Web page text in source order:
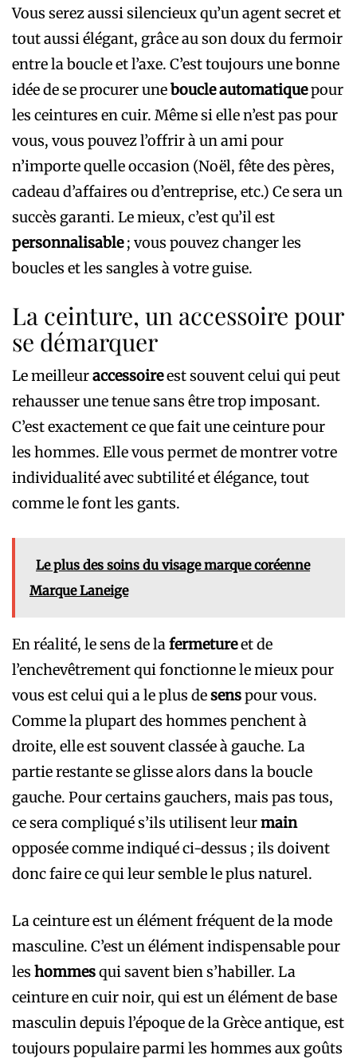
Vous serez aussi silencieux qu’un agent secret et
tout aussi élégant, grâce au son doux du fermoir
entre la boucle et l’axe. C’est toujours une bonne
idée de se procurer uneboucle automatiquepour
les ceintures en cuir. Même si elle n’est pas pour
vous, vous pouvez l’offrir à un ami pour
n’importe quelle occasion (Noël, fête des pères,
cadeau d’affaires ou d’entreprise, etc.) Ce sera un
succès garanti. Le mieux, c’est qu’il est
personnalisable; vous pouvez changer les
boucles et les sangles à votre guise.
La ceinture, un accessoire pour
se démarquer
Le meilleuraccessoireest souvent celui qui peut
rehausser une tenue sans être trop imposant.
C’est exactement ce que fait une ceinture pour
les hommes. Elle vous permet de montrer votre
individualité avec subtilité et élégance, tout
comme le font les gants.
Le plus des soins du visage marque coréenne
Marque Laneige
En réalité, le sens de lafermetureet de
l’enchevêtrement qui fonctionne le mieux pour
vous est celui qui a le plus desenspour vous.
Comme la plupart des hommes penchent à
droite, elle est souvent classée à gauche. La
partie restante se glisse alors dans la boucle
gauche. Pour certains gauchers, mais pas tous,
ce sera compliqué s’ils utilisent leurmain
opposée comme indiqué ci-dessus ; ils doivent
donc faire ce qui leur semble le plus naturel.
La ceinture est un élément fréquent de la mode
masculine. C’est un élément indispensable pour
les hommesqui savent bien s’habiller. La
ceinture en cuir noir, qui est un élément de base
masculin depuis l’époque de la Grèce antique, est
toujours populaire parmi les hommes aux goûts